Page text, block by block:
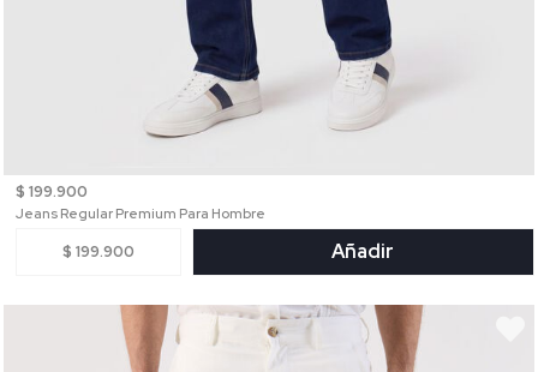
$ 199.900
Jeans Regular Premium Para Hombre
$ 199.900 Añadir